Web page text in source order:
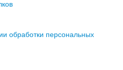
обработки персональных